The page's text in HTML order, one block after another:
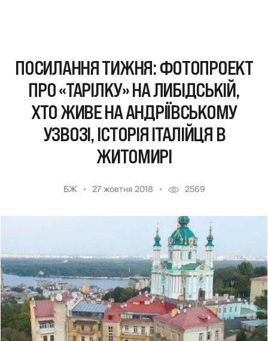
ПОСИЛАННЯ ТИЖНЯ: ФОТОПРОЕКТ
ПРО «ТАРІЛКУ» НА ЛИБІДСЬКІЙ,
ХТО ЖИВЕ НА АНДРІЇВСЬКОМУ
УЗВОЗІ, ІСТОРІЯ ІТАЛІЙЦЯ В
ЖИТОМИРІ
БЖ 27 жовтня 2018 2569